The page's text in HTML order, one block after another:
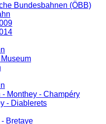
Bundesbahnen (ÖBB)
Monthey - Champéry
- Diablerets
Bretaye